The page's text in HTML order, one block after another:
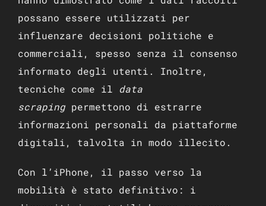
possano essere utilizzati per
influenzare decisioni politiche e
commerciali, spesso senza il consenso
informato degli utenti. Inoltre,
tecniche come il data
scrapingpermettono di estrarre
informazioni personali da piattaforme
digitali, talvolta in modo illecito.
Con l’iPhone, il passo verso la
mobilità è stato definitivo: i